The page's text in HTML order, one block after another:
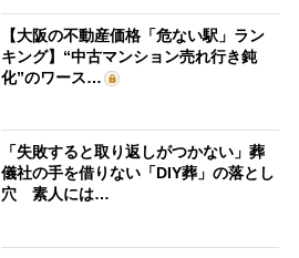
【大阪の不動産価格「危ない駅」ラン
キング】“中古マンション売れ行き鈍
化”のワース…
「失敗すると取り返しがつかない」葬
儀社の手を借りない「DIY葬」の落とし
穴 素人には…